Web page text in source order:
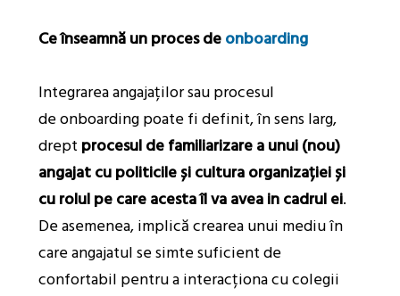
Ce înseamnă un proces deonboarding
Integrarea angajaților sau procesul
de onboarding poate fi definit, în sens larg,
drept procesul de familiarizare a unui (nou)
angajat cu politicile și cultura organizației și
cu rolul pe care acesta îl va avea in cadrul ei.
De asemenea, implică crearea unui mediu în
care angajatul se simte suficient de
confortabil pentru a interacționa cu colegii